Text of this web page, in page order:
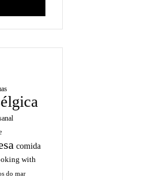
comida
with
do mar